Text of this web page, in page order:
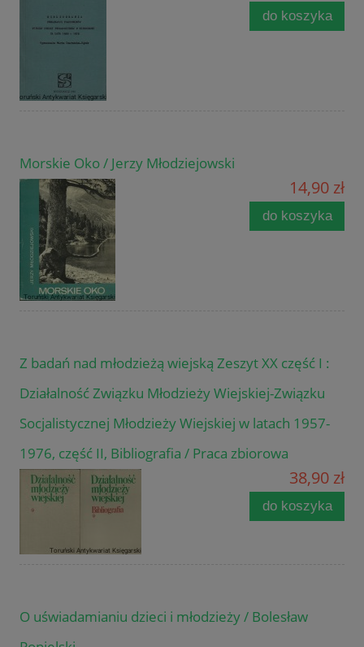
do koszyka
Morskie Oko / Jerzy Młodziejowski
14,90 zł
do koszyka
Z badań nad młodzieżą wiejską Zeszyt XX część I :
Działalność Związku Młodzieży Wiejskiej-Związku
Socjalistycznej Młodzieży Wiejskiej w latach 1957-
1976, część II, Bibliografia / Praca zbiorowa
38,90 zł
do koszyka
O uświadamianiu dzieci i młodzieży / Bolesław